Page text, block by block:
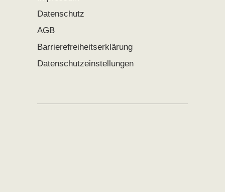
Datenschutz
AGB
Barrierefreiheitserklärung
Datenschutzeinstellungen